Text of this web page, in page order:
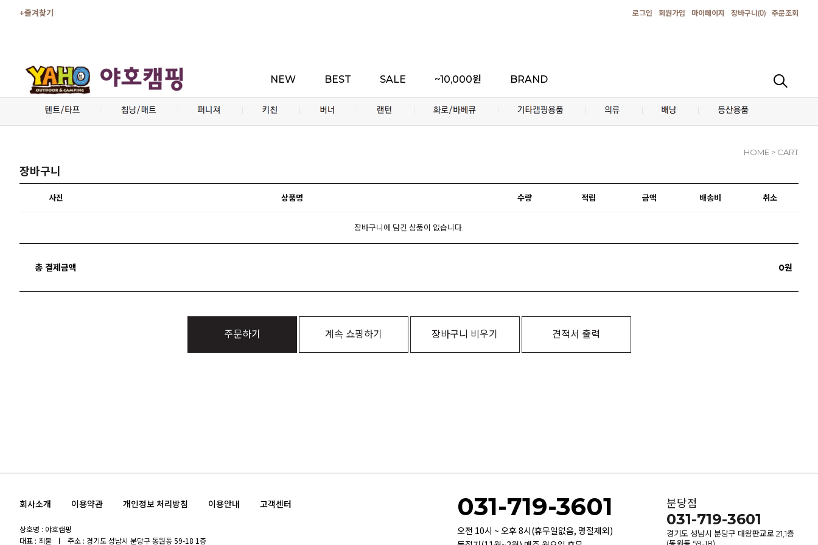
+즐겨찾기 로그인 회원가입 마이페이지 장바구니(0) 주문조회
NEW BEST SALE ~10,000원 BRAND
HOME > CART
장바구니
사진 상품명 수량 적립 금액 배송비 취소
장바구니에 담긴 상품이 없습니다.
총 결제금액 0원
주문하기 계속 쇼핑하기 장바구니 비우기 견적서 출력
회사소개 이용약관 개인정보 처리방침 이용안내 고객센터
상호명 : 야호캠핑
대표 : 최불
주소 : 경기도 성남시 분당구 동원동 59-18 1층
031-719-3601
오전 10시 ~ 오후 8시(휴무일없음, 명절제외)
분당점
031-719-3601
경기도 성남시 분당구 대왕판교로 21,1층